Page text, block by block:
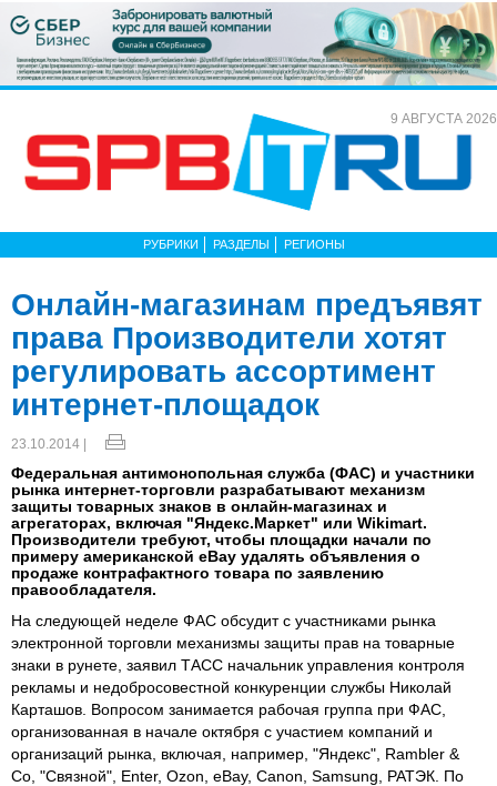
9 АВГУСТА 2026
РУБРИКИ РАЗДЕЛЫ РЕГИОНЫ
Онлайн-магазинам предъявят
права Производители хотят
регулировать ассортимент
интернет-площадок
23.10.2014 |
Федеральная антимонопольная служба (ФАС) и участники
рынка интернет-торговли разрабатывают механизм
защиты товарных знаков в онлайн-магазинах и
агрегаторах, включая "Яндекс.Маркет" или Wikimart.
Производители требуют, чтобы площадки начали по
примеру американской eBay удалять объявления о
продаже контрафактного товара по заявлению
правообладателя.
На следующей неделе ФАС обсудит с участниками рынка
электронной торговли механизмы защиты прав на товарные
знаки в рунете, заявил ТАСС начальник управления контроля
рекламы и недобросовестной конкуренции службы Николай
Карташов. Вопросом занимается рабочая группа при ФАС,
организованная в начале октября с участием компаний и
организаций рынка, включая, например, "Яндекс", Rambler &
Co, "Связной", Enter, Ozon, eBay, Canon, Samsung, РАТЭК. По